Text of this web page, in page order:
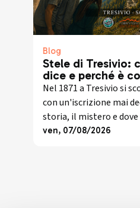
Blog
Stele di Tresivio:
dice e perché è
importante
Nel 1871 a Tresivio si
con un'iscrizione mai
storia, il mistero e dove
terzo episodio di Tra
ven, 07/08/2026